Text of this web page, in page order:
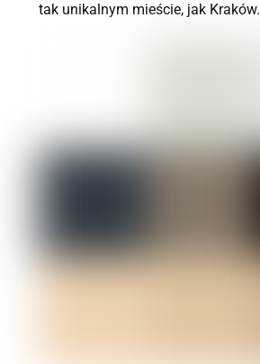
tak unikalnym mieście, jak Kraków.